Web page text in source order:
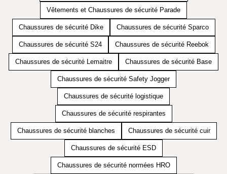
Vêtements et Chaussures de sécurité Parade
Chaussures de sécurité Dike Chaussures de sécurité Sparco
Chaussures de sécurité S24 Chaussures de sécurité Reebok
Chaussures de sécurité Lemaitre Chaussures de sécurité Base
Chaussures de sécurité Safety Jogger
Chaussures de sécurité logistique
Chaussures de sécurité respirantes
Chaussures de sécurité blanches Chaussures de sécurité cuir
Chaussures de sécurité ESD
Chaussures de sécurité normées HRO